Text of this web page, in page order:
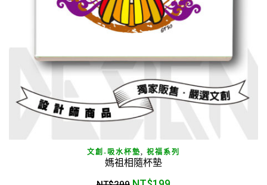
文創-吸水杯墊, 祝福系列
媽祖相隨杯墊